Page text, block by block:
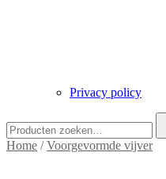
Privacy policy
naar:
Home /Voorgevormde vijver